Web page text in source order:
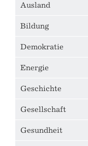
Ausland
Bildung
Demokratie
Energie
Geschichte
Gesellschaft
Gesundheit